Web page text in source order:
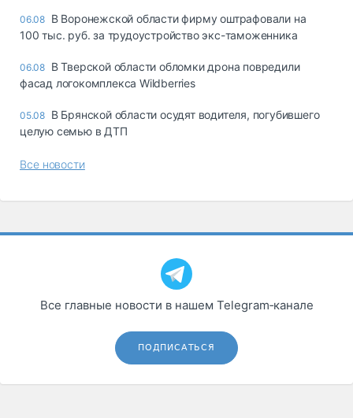
06.08 В Воронежской области фирму оштрафовали на
100 тыс. руб. за трудоустройство экс-таможенника
06.08 В Тверской области обломки дрона повредили
фасад логокомплекса Wildberries
05.08 В Брянской области осудят водителя, погубившего
целую семью в ДТП
Все новости
Все главные новости в нашем Telegram‑канале
ПОДПИСАТЬСЯ